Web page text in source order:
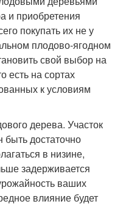
и приобретения
покупать их не у
плодово-ягодном
свой выбор на
есть на сортах
к условиям
дерева. Участок
достаточно
в низине,
задерживается
ваших
влияние будет